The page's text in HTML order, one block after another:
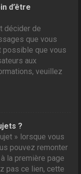
d’être
décider de
que vous
possible que vous
aux
veuillez
?
» lorsque vous
pouvez remonter
la première page
pas ce lien, cette